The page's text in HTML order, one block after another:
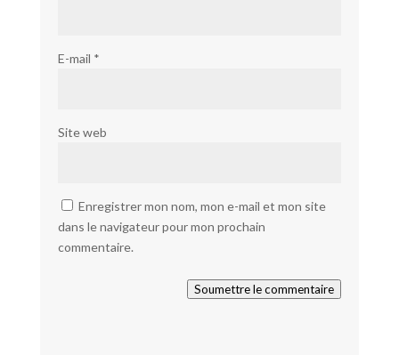
E-mail *
Site web
Enregistrer mon nom, mon e-mail et mon site
dans le navigateur pour mon prochain
commentaire.
Soumettre le commentaire